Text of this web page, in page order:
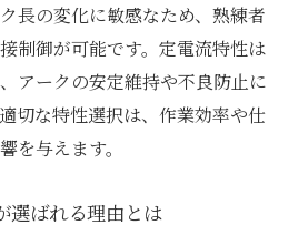
長の変化に敏感なため、熟練者
制御が可能です。定電流特性は
アークの安定維持や不良防止に
切な特性選択は、作業効率や仕
を与えます。
選ばれる理由とは